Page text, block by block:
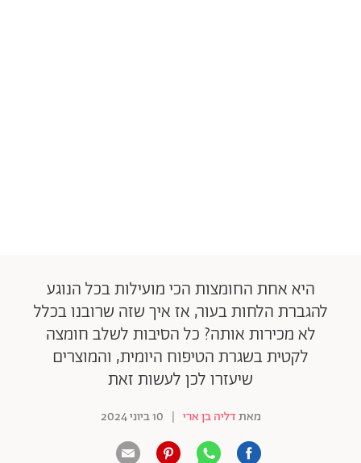
היא אחת החומצות הכי מועילות בכל הנוגע
להגברת הלחות בעור, אז איך שזה שרובנו בכלל
לא מכירות אותה? כל הסיבות לשלב חומצה
לקטית בשגרת הטיפוח היומית, והמוצרים
שיעזרו לכן לעשות זאת
מאתדליה בן ארי | 10 ביוני 2024